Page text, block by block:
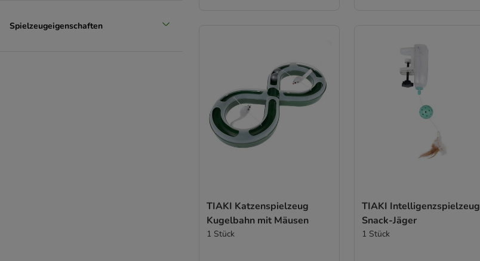
Spielzeugeigenschaften
TIAKI Katzenspielzeug
Kugelbahn mit Mäusen
1 Stück
TIAKI Intelligenzspielzeug
Snack-Jäger
1 Stück